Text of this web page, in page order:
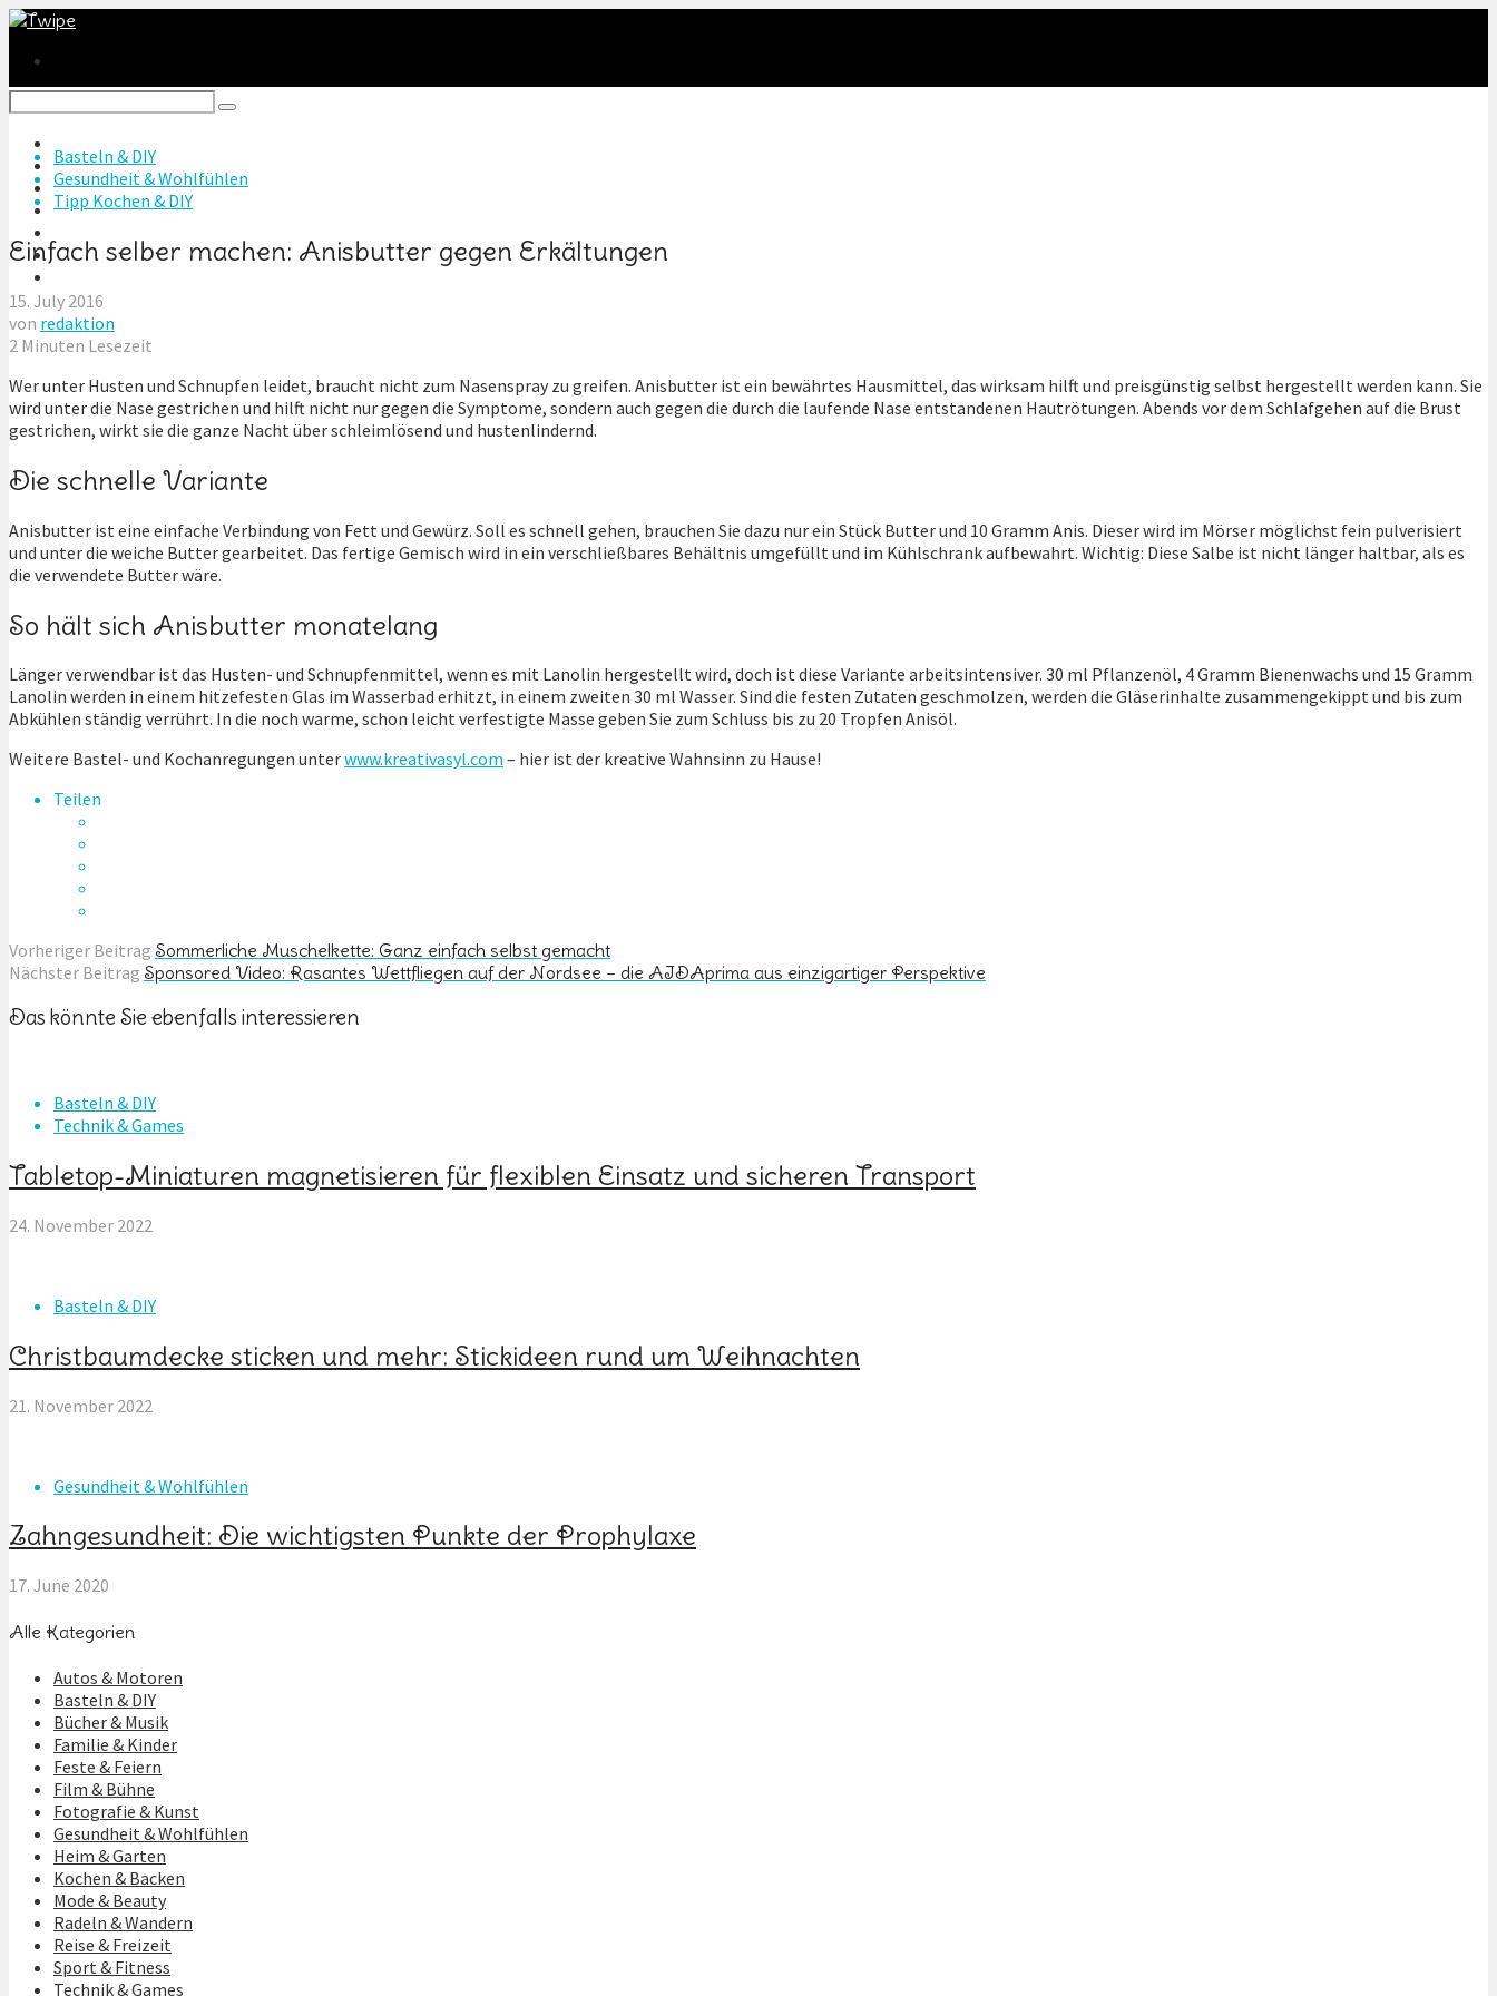
Radeln & Wandern
Tiere & Reiten
Basteln & DIY
Autos & Motoren
Basteln & DIY
Gesundheit & Wohlfühlen
Tipp Kochen & DIY
Einfach selber machen: Anisbutter gegen Erkältungen
15. July 2016
von redaktion
2 Minuten Lesezeit
Wer unter Husten und Schnupfen leidet, braucht nicht zum Nasenspray zu greifen. Anisbutter ist ein bewährtes Hausmittel, das wirksam hilft und preisgünstig selbst hergestellt werden kann. Sie
wird unter die Nase gestrichen und hilft nicht nur gegen die Symptome, sondern auch gegen die durch die laufende Nase entstandenen Hautrötungen. Abends vor dem Schlafgehen auf die Brust
gestrichen, wirkt sie die ganze Nacht über schleimlösend und hustenlindernd.
Die schnelle Variante
Anisbutter ist eine einfache Verbindung von Fett und Gewürz. Soll es schnell gehen, brauchen Sie dazu nur ein Stück Butter und 10 Gramm Anis. Dieser wird im Mörser möglichst fein pulverisiert
und unter die weiche Butter gearbeitet. Das fertige Gemisch wird in ein verschließbares Behältnis umgefüllt und im Kühlschrank aufbewahrt. Wichtig: Diese Salbe ist nicht länger haltbar, als es
die verwendete Butter wäre.
So hält sich Anisbutter monatelang
Länger verwendbar ist das Husten- und Schnupfenmittel, wenn es mit Lanolin hergestellt wird, doch ist diese Variante arbeitsintensiver. 30 ml Pflanzenöl, 4 Gramm Bienenwachs und 15 Gramm
Lanolin werden in einem hitzefesten Glas im Wasserbad erhitzt, in einem zweiten 30 ml Wasser. Sind die festen Zutaten geschmolzen, werden die Gläserinhalte zusammengekippt und bis zum
Abkühlen ständig verrührt. In die noch warme, schon leicht verfestigte Masse geben Sie zum Schluss bis zu 20 Tropfen Anisöl.
Weitere Bastel- und Kochanregungen unterwww.kreativasyl.com – hier ist der kreative Wahnsinn zu Hause!
Teilen
Vorheriger Beitrag Sommerliche Muschelkette: Ganz einfach selbst gemacht
Nächster Beitrag Sponsored Video: Rasantes Wettfliegen auf der Nordsee – die AIDAprima aus einzigartiger Perspektive
Das könnte Sie ebenfalls interessieren
Basteln & DIY
Technik & Games
Tabletop-Miniaturen magnetisieren für flexiblen Einsatz und sicheren Transport
24. November 2022
Basteln & DIY
Christbaumdecke sticken und mehr: Stickideen rund um Weihnachten
21. November 2022
Gesundheit & Wohlfühlen
Zahngesundheit: Die wichtigsten Punkte der Prophylaxe
17. June 2020
Alle Kategorien
Autos & Motoren
Basteln & DIY
Bücher & Musik
Familie & Kinder
Feste & Feiern
Film & Bühne
Fotografie & Kunst
Gesundheit & Wohlfühlen
Heim & Garten
Kochen & Backen
Mode & Beauty
Radeln & Wandern
Reise & Freizeit
Sport & Fitness
Technik & Games